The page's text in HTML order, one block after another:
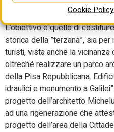
Cookie Policy
Lo scavo archeologico
fondazioni degli antichi
L’obiettivo è quello di
storica della ”terzana”, sia
turisti, vista anche la
oltreché realizzare un parco
della Pisa Repubblicana.
idraulici e monumento a
progetto dell’architetto
ad una rigenerazione che
progetto dell’area della